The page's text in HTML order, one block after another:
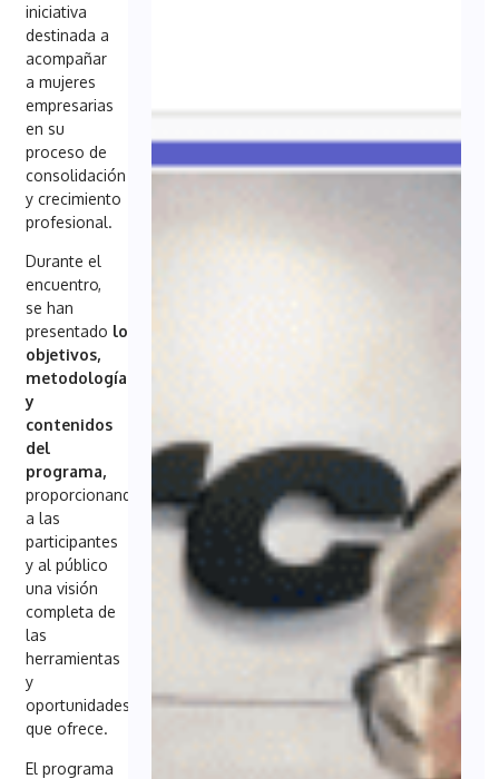
iniciativa
destinada a
acompañar
a mujeres
empresarias
en su
proceso de
consolidación
ycrecimiento
profesional.
Durante el
encuentro,
se han
presentado los
objetivos,
metodología
y
contenidos
del
programa,
proporcionando
a las
participantes
y al público
una visión
completa de
las
herramientas
y
oportunidades
que ofrece.
El programa